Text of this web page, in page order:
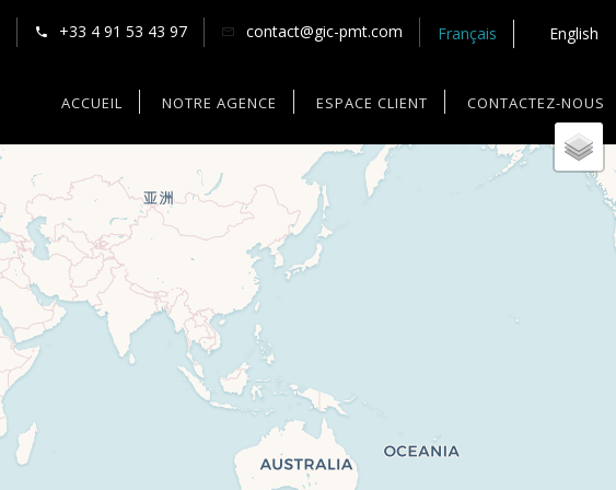
Français English
+33 4 91 53 43 97 contact@gic-pmt.com
ACCUEIL NOTRE AGENCE ESPACE CLIENT CONTACTEZ-NOUS